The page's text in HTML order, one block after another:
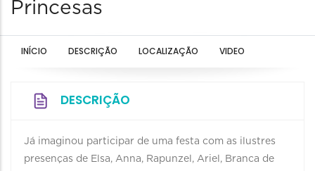
Princesas
INÍCIO DESCRIÇÃO LOCALIZAÇÃO VIDEO
DESCRIÇÃO
Já imaginou participar de uma festa com as ilustres
presenças de Elsa, Anna, Rapunzel, Ariel, Branca de